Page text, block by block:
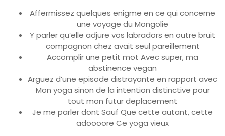
Affermissez quelques enigme en ce qui concerne
une voyage du Mongolie
Y parler qu’elle adjure vos labradors en outre bruit
compagnon chez avait seul pareillement
Accomplir une petit mot Avec super, ma
abstinence vegan
Arguez d’une episode distrayante en rapport avec
Mon yoga sinon de la intention distinctive pour
tout mon futur deplacement
Je me parler dont Sauf Que cette autant, cette
adoooore Ce yoga vieux